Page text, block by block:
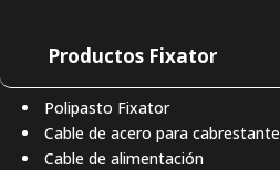
Productos Fixator
Polipasto Fixator
Cable de acero para cabrestante
Cable de alimentación